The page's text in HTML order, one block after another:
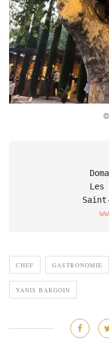
Les
CHEF GASTRONOMIE
YANIS BARGOIN